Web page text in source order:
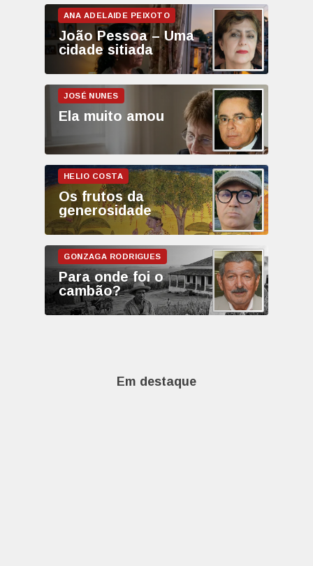
João Pessoa – Uma
cidade sitiada
Ela muito amou
Os frutos da
generosidade
Para onde foi o
cambão?
Em destaque